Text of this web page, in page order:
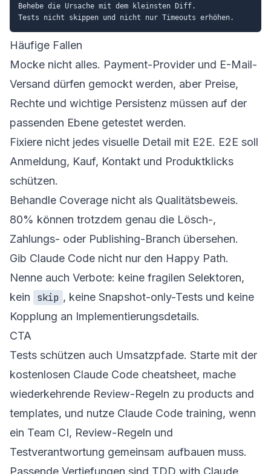
Behebe die Ursache mit dem kleinsten Diff.
Häufige Fallen
Mocke nicht alles. Payment-Provider und E-Mail-
Versand dürfen gemockt werden, aber Preise,
Rechte und wichtige Persistenz müssen auf der
passenden Ebene getestet werden.
Fixiere nicht jedes visuelle Detail mit E2E. E2E soll
Anmeldung, Kauf, Kontakt und Produktklicks
schützen.
Behandle Coverage nicht als Qualitätsbeweis.
80% können trotzdem genau die Lösch-,
Zahlungs- oder Publishing-Branch übersehen.
Gib Claude Code nicht nur den Happy Path.
Nenne auch Verbote: keine fragilen Selektoren,
kein
skip , keine Snapshot-only-Tests und keine
Kopplung an Implementierungsdetails.
CTA
Tests schützen auch Umsatzpfade. Starte mit der
kostenlosen Claude Code cheatsheet, mache
wiederkehrende Review-Regeln zu products and
templates, und nutze Claude Code training, wenn
ein Team CI, Review-Regeln und
Testverantwortung gemeinsam aufbauen muss.
Passende Vertiefungen sind TDD with Claude